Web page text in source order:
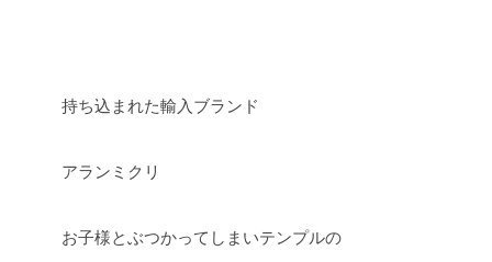
持ち込まれた輸入ブランド
アランミクリ
お子様とぶつかってしまいテンプルの